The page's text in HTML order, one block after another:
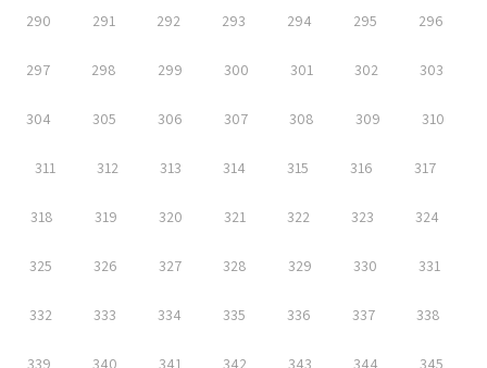
290 291 292 293 294 295 296
297 298 299 300 301 302 303
304 305 306 307 308 309 310
311 312 313 314 315 316 317
318 319 320 321 322 323 324
325 326 327 328 329 330 331
332 333 334 335 336 337 338
339 340 341 342 343 344 345